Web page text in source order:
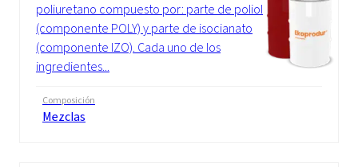
poliuretano compuesto por: parte de poliol
(componente POLY) y parte de isocianato
(componente IZO). Cada uno de los
ingredientes...
Composición
Mezclas